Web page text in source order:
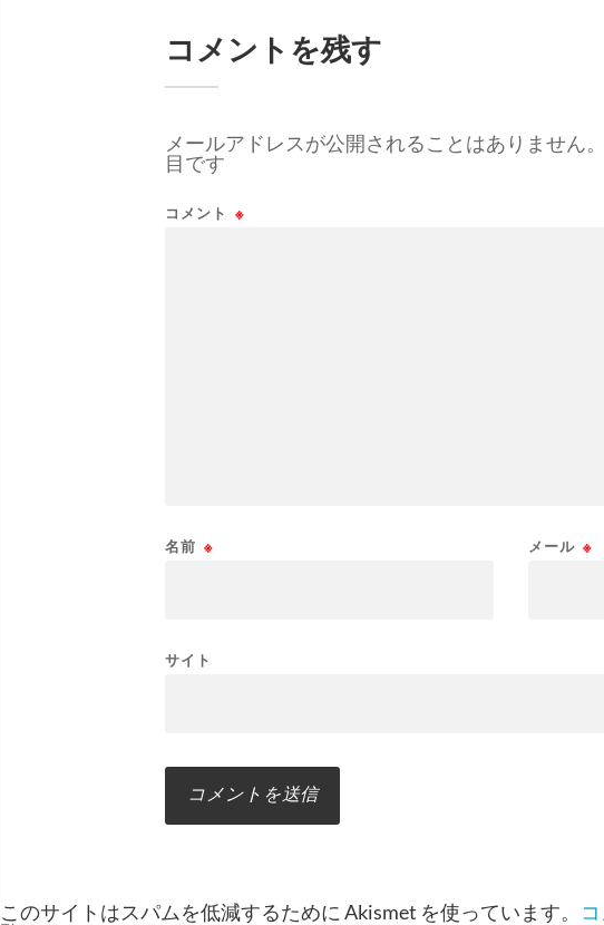
コメントを残す
メールアドレスが公開されることはありません。
目です
コメント ※
名前 ※ メール ※
サイト
このサイトはスパムを低減するために Akismet を使っています。